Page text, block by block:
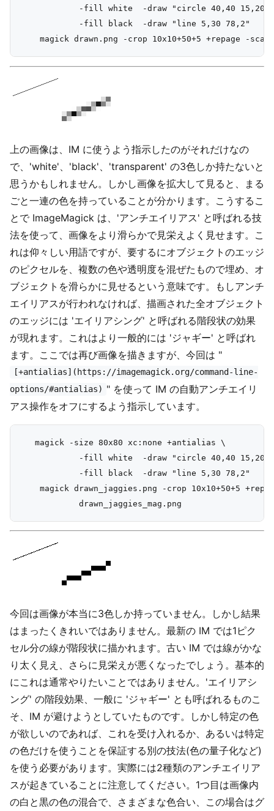
-fill white  -draw "circle 40,40 15,20"
-fill black  -draw "line 5,30 78,2"
上の画像は、IM に使うよう指示したのがそれだけなの
で、'white'、'black'、'transparent' の3色しか持たないと
思うかもしれません。しかし画像を拡大して見ると、まる
ごと一連の色を持っていることが分かります。こうするこ
とで ImageMagick は、'アンチエイリアス' と呼ばれる技
法を使って、画像をより滑らかで見栄えよく見せます。こ
れは仰々しい用語ですが、要するにオブジェクトのエッジ
のピクセルを、複数の色や透明度を混ぜたもので埋め、オ
ブジェクトを滑らかに見せるという意味です。もしアンチ
エイリアスが行われなければ、描画された全オブジェクト
のエッジには 'エイリアシング' と呼ばれる階段状の効果
が現れます。これはより一般的には 'ジャギー' と呼ばれ
ます。ここでは再び画像を描きますが、今回は "
[+antialias](https://imagemagick.org/command-line-
options/#antialias) " を使って IM の自動アンチエイリ
アス操作をオフにするよう指示しています。
   magick -size 80x80 xc:none +antialias \
-fill white  -draw "circle 40,40 15,20"
-fill black  -draw "line 5,30 78,2"
magick drawn_jaggies.png -crop 10x10+50+5
今回は画像が本当に3色しか持っていません。しかし結果
はまったくきれいではありません。最新の IM では1ピク
セル分の線が階段状に描かれます。古い IM では線がかな
り太く見え、さらに見栄えが悪くなったでしょう。基本的
にこれは通常やりたいことではありません。'エイリアシ
ング' の階段効果、一般に 'ジャギー' とも呼ばれるものこ
そ、IM が避けようとしていたものです。しかし特定の色
が欲しいのであれば、これを受け入れるか、あるいは特定
の色だけを使うことを保証する別の技法(色の量子化など)
を使う必要があります。実際には2種類のアンチエイリア
スが起きていることに注意してください。1つ目は画像内
の白と黒の色の混合で、さまざまな色合い、この場合はグ